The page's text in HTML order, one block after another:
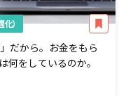
）
だから。お金をもら
何をしているのか。